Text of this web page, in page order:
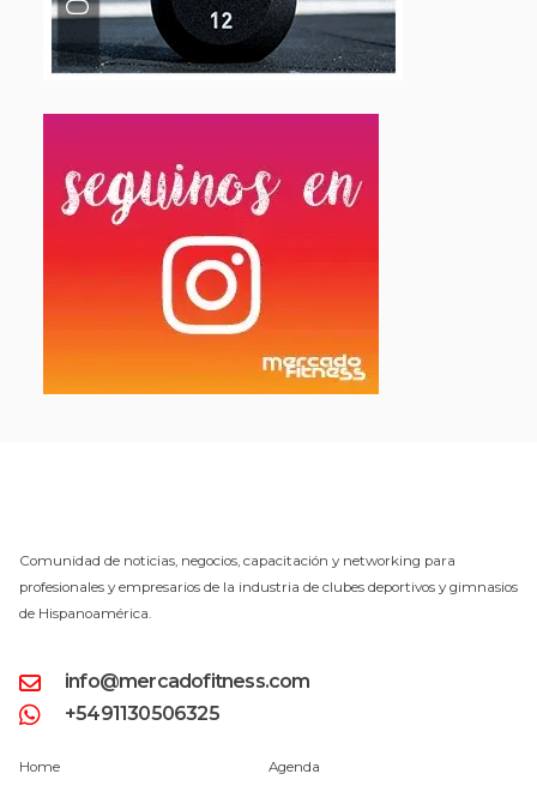
Comunidad de noticias, negocios, capacitación y networking para
profesionales y empresarios de la industria de clubes deportivos y gimnasios
de Hispanoamérica.
info@mercadofitness.com
+5491130506325
Home Agenda